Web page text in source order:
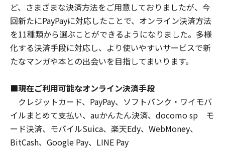
ど、さまざまな決済方法をご用意しておりましたが、今
回新たにPayPayに対応したことで、オンライン決済方法
を11種類から選ぶことができるようになりました。多様
化する決済手段に対応し、より使いやすいサービスで新
たなマンガや本との出会いを目指してまいります。
■現在ご利用可能なオンライン決済手段
クレジットカード、PayPay、ソフトバンク・ワイモバ
イルまとめて支払い、auかんたん決済、docomo sp モ
ード決済、モバイルSuica、楽天Edy、WebMoney、
BitCash、Google Pay、LINE Pay